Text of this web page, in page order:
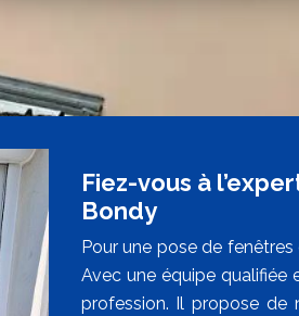
Fiez-vous à
Bondy
Pour une pose de fenêtres
Avec une équipe qualifiée
profession. Il propose de